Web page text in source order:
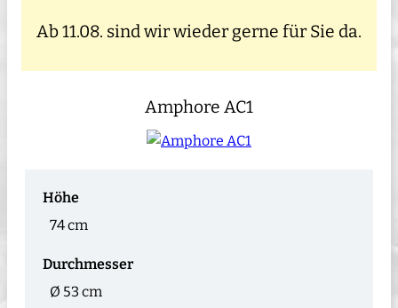
Ab 11.08. sind wir wieder gerne für Sie da.
Amphore AC1
Höhe
74 cm
Durchmesser
Ø 53 cm